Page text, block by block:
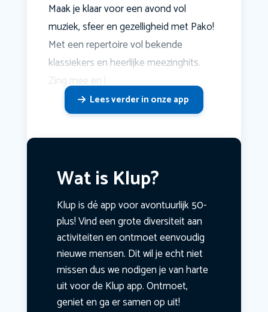
Maak je klaar voor een avond vol
muziek, sfeer en gezelligheid met Pako!
Met een repertoire vol bekende
klassiekers en heerlijke meezinghits.
Zing mee en l
Lees verder in onze app
Wat is Klup?
Klup is dé app voor avontuurlijk 50-
plus! Vind een grote diversiteit aan
activiteiten en ontmoet eenvoudig
nieuwe mensen. Dit wil je echt niet
missen dus we nodigen je van harte
uit voor de Klup app. Ontmoet,
geniet en ga er samen op uit!